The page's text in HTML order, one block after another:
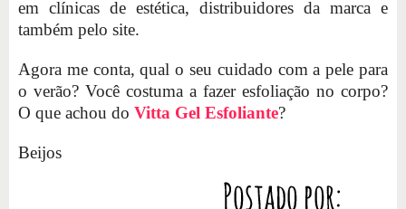
em clínicas de estética, distribuidores da marca e
também pelo site.
Agora me conta, qual o seu cuidado com a pele para
o verão? Você costuma a fazer esfoliação no corpo?
O que achou do Vitta Gel Esfoliante?
Beijos